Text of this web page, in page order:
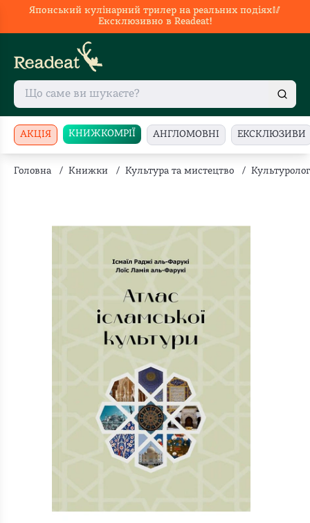
Японський кулінарний трилер на реальних подіях🥢
Ексклюзивно в Readeat!
АКЦІЯ КНИЖКОМРІЇ АНГЛОМОВНІ ЕКСКЛЮЗИВИ
Головна / Книжки / Культура та мистецтво /